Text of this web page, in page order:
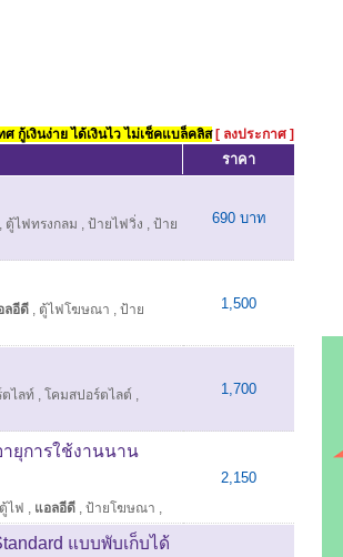
กู้เงินง่าย ได้เงินไว ไม่เช็คแบล็คลิส [ ลงประกาศ ]
ราคา
, ตู้ไฟทรงกลม , ป้ายไฟวิ่ง , ป้าย
690 บาท
ลอีดี , ตู้ไฟโฆษณา , ป้าย
1,500
ไลท์ , โคมสปอร์ตไลต์ ,
1,700
ยุการใช้งานนาน
ตู้ไฟ , แอลอีดี , ป้ายโฆษณา ,
2,150
แบบพับเก็บได้